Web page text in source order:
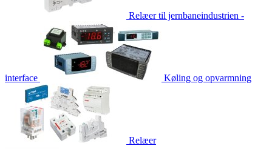
Relæer til jernbaneindustrien -
interface Køling og opvarmning
Relæer